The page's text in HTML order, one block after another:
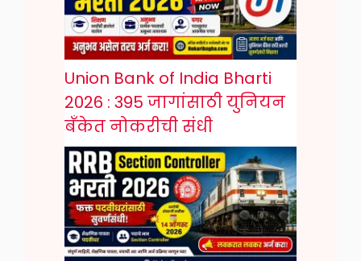
Union Bank of India Bharti
2026 : 395 जागांसाठी युनियन
बँकेत नोकरीची संधी